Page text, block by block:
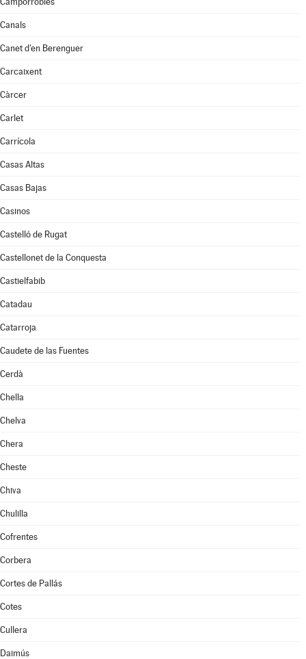
Canals
Canet d'en Berenguer
Carcaixent
Càrcer
Carlet
Carrícola
Casas Altas
Casas Bajas
Casinos
Castelló de Rugat
Castellonet de la Conquesta
Castielfabib
Catadau
Catarroja
Caudete de las Fuentes
Cerdà
Chella
Chelva
Chera
Cheste
Chiva
Chulilla
Cofrentes
Corbera
Cortes de Pallás
Cotes
Cullera
Daimús